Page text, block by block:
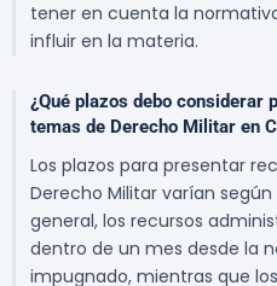
tener en cuenta la
influir en la materia.
¿Qué plazos debo considerar
temas de Derecho Militar en
Los plazos para presentar
Derecho Militar varían
general, los recursos
dentro de un mes desde la
impugnado, mientras que